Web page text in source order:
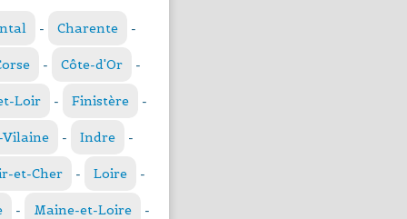
- Charente -
- Côte-d'Or -
Loir - Finistère -
- Indre -
et-Cher - Loire -
- Maine-et-Loire -